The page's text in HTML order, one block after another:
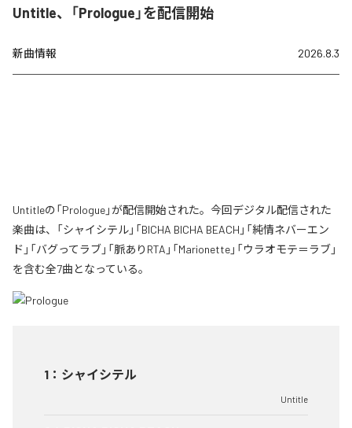
Untitle、「Prologue」を配信開始
新曲情報 2026.8.3
Untitleの「Prologue」が配信開始された。今回デジタル配信された
楽曲は、「シャイシテル」「BICHA BICHA BEACH」「純情ネバーエン
ド」「バグってラブ」「脈ありRTA」「Marionette」「ウラオモテ＝ラブ」
を含む全7曲となっている。
1 ： シャイシテル
Untitle